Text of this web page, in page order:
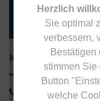
Herzlich
Sie optimal
verbessern,
Bestätigen
stimmen Sie
Button
welche
Die
Kontakt
0800 - 1 38 23 55